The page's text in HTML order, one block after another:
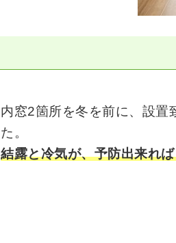
内窓2箇所を冬を前に、設置
た。
結露と冷気が、予防出来れ